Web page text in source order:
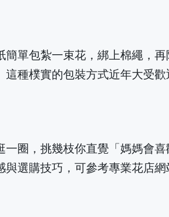
單包紮一束花，綁上棉繩，
種樸實的包裝方式近年大受歡
圈，挑幾枝你直覺「媽媽會
選購技巧，可參考專業花店